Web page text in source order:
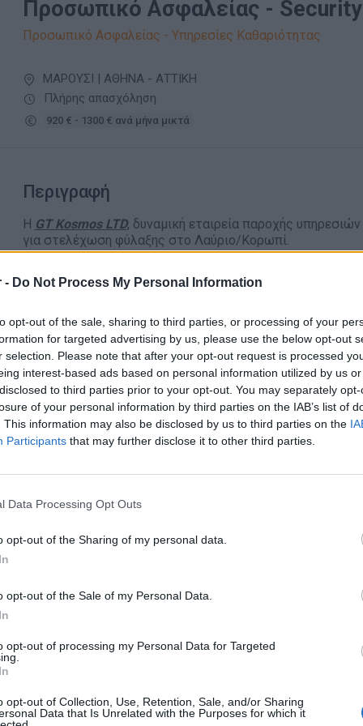
- Do Not Process My Personal Information
opt-out of the sale, sharing to third parties, or processing of your
for targeted advertising by us, please use the below opt-out
selection. Please note that after your opt-out request is processed
interest-based ads based on personal information utilized by us
to third parties prior to your opt-out. You may separately
of your personal information by third parties on the IAB’s list of
This information may also be disclosed by us to third parties on the
Participants that may further disclose it to other third parties.
Data Processing Opt Outs
opt-out of the Sharing of my personal data.
opt-out of the Sale of my Personal Data.
opt-out of processing my Personal Data for Targeted
opt-out of Collection, Use, Retention, Sale, and/or Sharing
Data that Is Unrelated with the Purposes for which it
Προσωπικό Ασφαλείας -
Προσωπικό Ασφαλείας - Υπηρεσίες Καθαριότητας
ΜΑΡΟΥΣΙ | ΑΘΗΝΑ - ΑΤΤΙΚΗ
Πλήρης απασχόληση
920 € - 1300 € ανά μήνα μικτά
Περιγραφή
Η GT Kosmos LTD, δυναμική εταιρεία παροχής
για στελέχωση φύλαξης στο Λαύριο/Κορωπί.
: Εκτέλεση καθημερινών-διαφορετικών
της εργασίας του συγκεκριμένου σημείου φύλαξης
Απαραίτητα Προσόντα
Άδεια ΙΕΠΥΑ (ενεργή)
Προηγούμενη εμπειρία σε αντίστοιχη θέση θα ληφθεί
Αίσθημα ευθύνης και επαγγελματισμού
Εκπληρωμένες στρατιωτικές Υποχρεώσεις (για τους
Κάτοχος διπλώματος οδήγησης (προαιρετικό)
Επιβράβευση για Φύλακας Μήνα
Συνεχής εκπαίδευση
Φιλικό εργασιακό περιβάλλον